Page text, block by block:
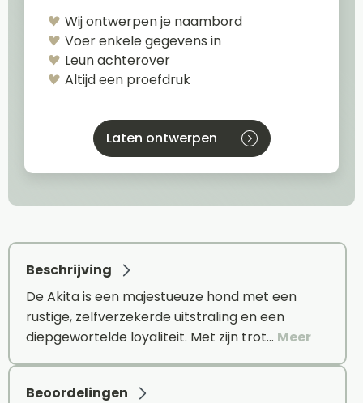
Wij ontwerpen je naambord
Voer enkele gegevens in
Leun achterover
Altijd een proefdruk
Laten ontwerpen
Beschrijving
De Akita is een majestueuze hond met een
rustige, zelfverzekerde uitstraling en een
diepgewortelde loyaliteit. Met zijn trot… Meer
Beoordelingen